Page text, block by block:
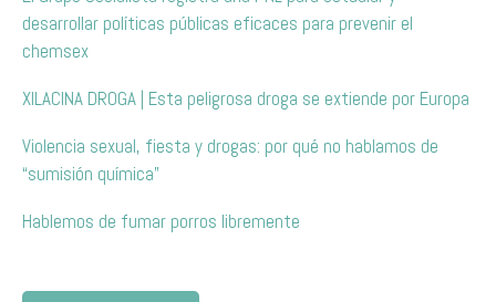
desarrollar políticas públicas eficaces para prevenir el
chemsex
XILACINA DROGA | Esta peligrosa droga se extiende por Europa
Violencia sexual, fiesta y drogas: por qué no hablamos de
“sumisión química”
Hablemos de fumar porros libremente